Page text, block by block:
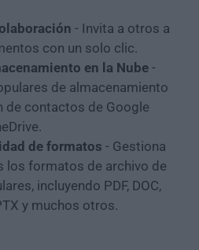
- Invita a otros a
con un solo clic.
en la Nube -
de almacenamiento
de contactos de Google
de formatos - Gestiona
los formatos de archivo de
incluyendo PDF, DOC,
y muchos otros.